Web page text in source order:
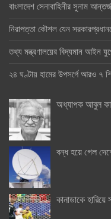
বাংলাদেশ সেনাবাহিনীর সুনাম
নিরাপত্তা কৌশল যেন
তথ্য মন্ত্রণালয়ের বিদ্যমান আইন
২৪ ঘণ্টায় হামের উপসর্গে আরও ৭
অধ্যাপক আবুল
বন্ধ হয়ে গেল
কানাডাকে